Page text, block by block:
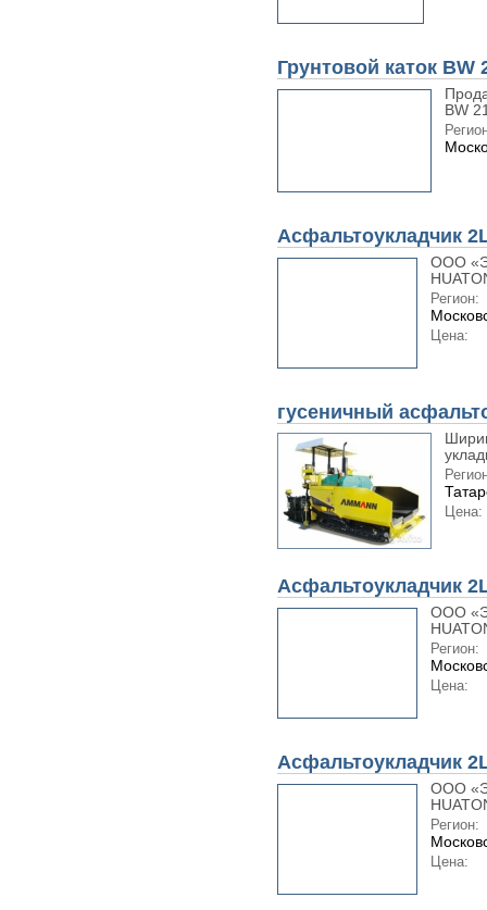
Грунтовой каток BW
BW
Асфальтоукладчик
ООО
Регион:
Цена:
гусеничный
Цена:
Асфальтоукладчик
ООО
Регион:
Цена:
Асфальтоукладчик
ООО
Регион:
Цена: